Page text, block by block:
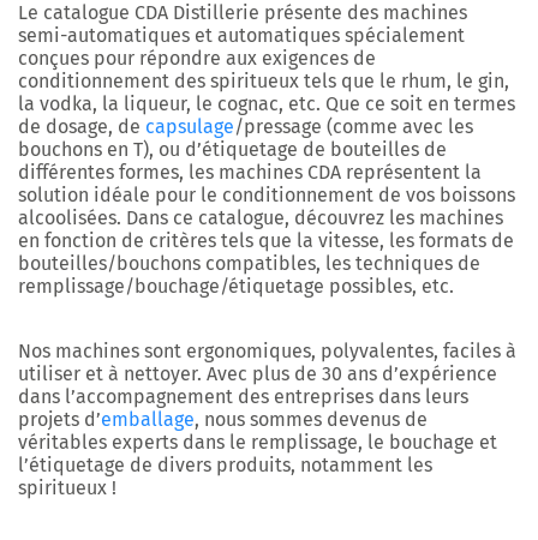
Le catalogue CDA Distillerie présente des machines
semi-automatiques et automatiques spécialement
conçues pour répondre aux exigences de
conditionnement des spiritueux tels que le rhum, le gin,
la vodka, la liqueur, le cognac, etc. Que ce soit en termes
de dosage, de capsulage/pressage (comme avec les
bouchons en T), ou d’étiquetage de bouteilles de
différentes formes, les machines CDA représentent la
solution idéale pour le conditionnement de vos boissons
alcoolisées. Dans ce catalogue, découvrez les machines
en fonction de critères tels que la vitesse, les formats de
bouteilles/bouchons compatibles, les techniques de
remplissage/bouchage/étiquetage possibles, etc.
Nos machines sont ergonomiques, polyvalentes, faciles à
utiliser et à nettoyer. Avec plus de 30 ans d’expérience
dans l’accompagnement des entreprises dans leurs
projets d’emballage, nous sommes devenus de
véritables experts dans le remplissage, le bouchage et
l’étiquetage de divers produits, notamment les
spiritueux !